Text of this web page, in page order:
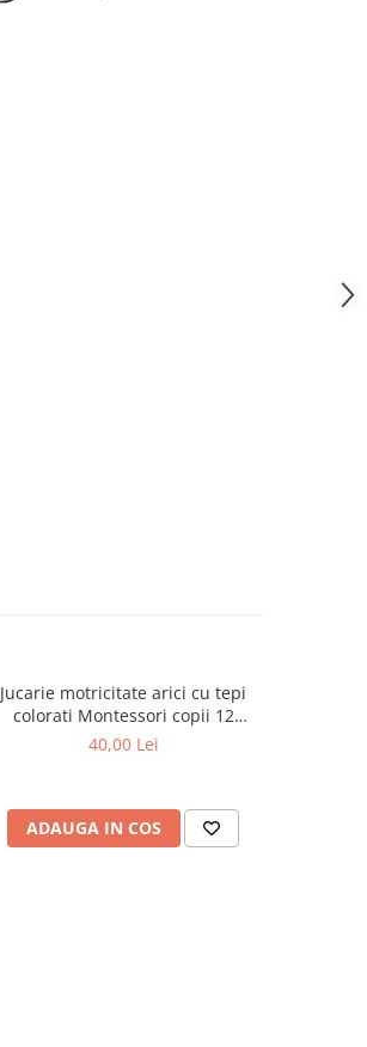
Jucarie motricitate arici cu tepi
colorati Montessori copii 12
luni+
40,00 Lei
ADAUGA IN COS